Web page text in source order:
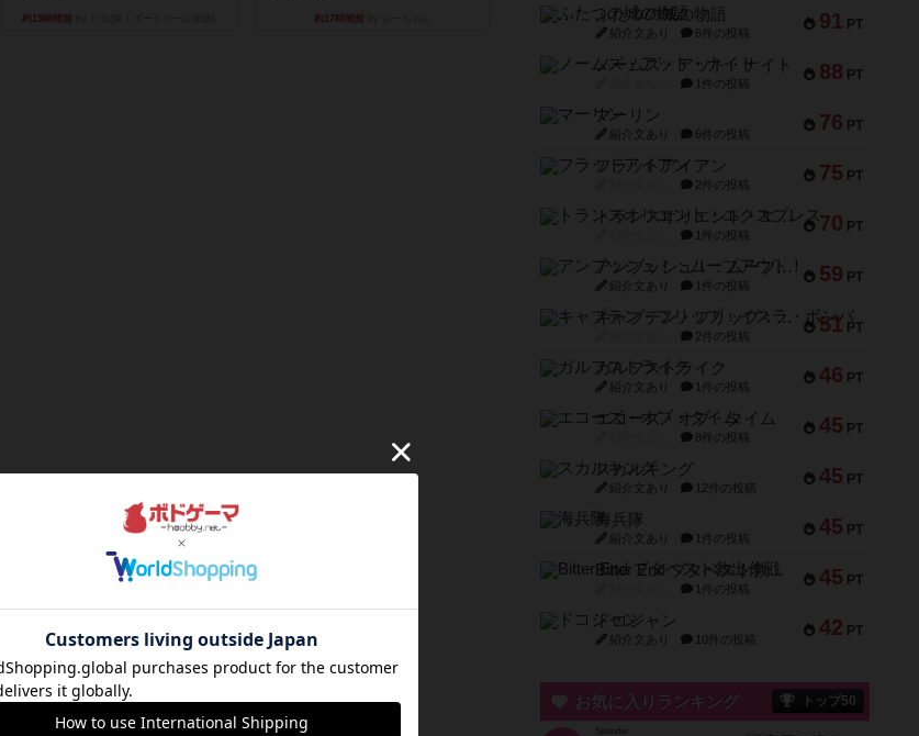
約15時間前 約17時間前 91 PT
ふたつの城の物語
紹介文あり 6件の投稿
88 PT
ノームズ・アット・ナイト
1件の投稿
76 PT
マーリン
紹介文あり 6件の投稿
75 PT
フラットアイアン
2件の投稿
70 PT
トランスオリエント・エクスプレス
1件の投稿
59 PT
アンブッシュ！：ムーブアウト！
紹介文あり 1件の投稿
51 PT
キャプテン・フリップ：イスラ・ボンバ
2件の投稿
46 PT
ガルフストライク
紹介文あり 1件の投稿
45 PT
エコーズ・オブ・タイム
8件の投稿
45 PT
スカルキング
紹介文あり 12件の投稿
45 PT
海兵隊
紹介文あり 1件の投稿
45 PT
Bitter End ブタペスト救出作戦
1件の投稿
42 PT
ドコジャン
紹介文あり 10件の投稿
お気に入りランキング トップ50